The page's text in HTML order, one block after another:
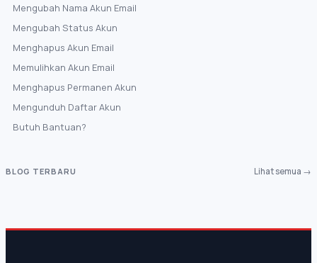
Mengubah Nama Akun Email
Mengubah Status Akun
Menghapus Akun Email
Memulihkan Akun Email
Menghapus Permanen Akun
Mengunduh Daftar Akun
Butuh Bantuan?
BLOG TERBARU Lihat semua →